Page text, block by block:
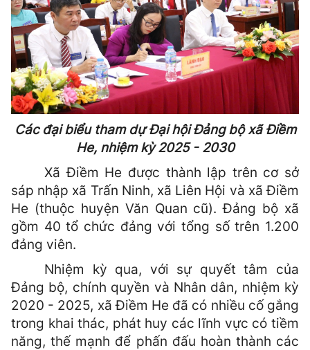
Các đại biểu tham dự Đại hội Đảng bộ xã Điềm
He, nhiệm kỳ 2025 - 2030
Xã Điềm He được thành lập trên cơ sở
sáp nhập xã Trấn Ninh, xã Liên Hội và xã Điềm
He (thuộc huyện Văn Quan cũ). Đảng bộ xã
gồm 40 tổ chức đảng với tổng số trên 1.200
đảng viên.
Nhiệm kỳ qua, với sự quyết tâm của
Đảng bộ, chính quyền và Nhân dân, nhiệm kỳ
2020 - 2025, xã Điềm He đã có nhiều cố gắng
trong khai thác, phát huy các lĩnh vực có tiềm
năng, thế mạnh để phấn đấu hoàn thành các